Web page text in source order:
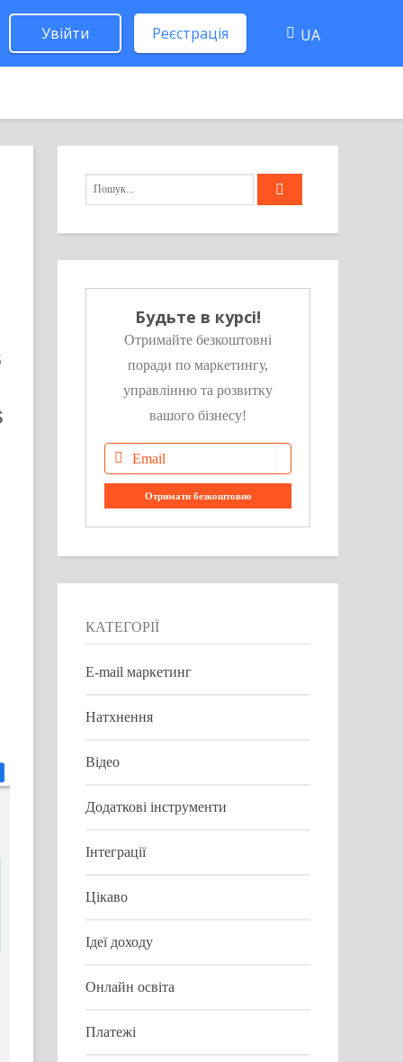
Увійти Реєстрація UA
Будьте в курсі!
Отримайте безкоштовні
поради по маркетингу,
управлінню та розвитку
вашого бізнесу!
КАТЕГОРІЇ
E-mail маркетинг
Натхнення
Відео
Додаткові інструменти
Інтеграції
Цікаво
Ідеї доходу
Онлайн освіта
Платежі